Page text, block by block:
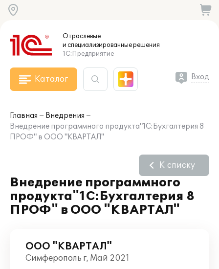
Отраслевые
и специализированныерешения
1С:Предприятие
Каталог Вход
Главная
Внедрения
Внедрение программного продукта"1С:Бухгалтерия 8
ПРОФ" в ООО "КВАРТАЛ"
Внедрение программного
продукта"1С:Бухгалтерия 8
ПРОФ" в ООО "КВАРТАЛ"
К списку
ООО "КВАРТАЛ"
Симферополь г, Май 2021